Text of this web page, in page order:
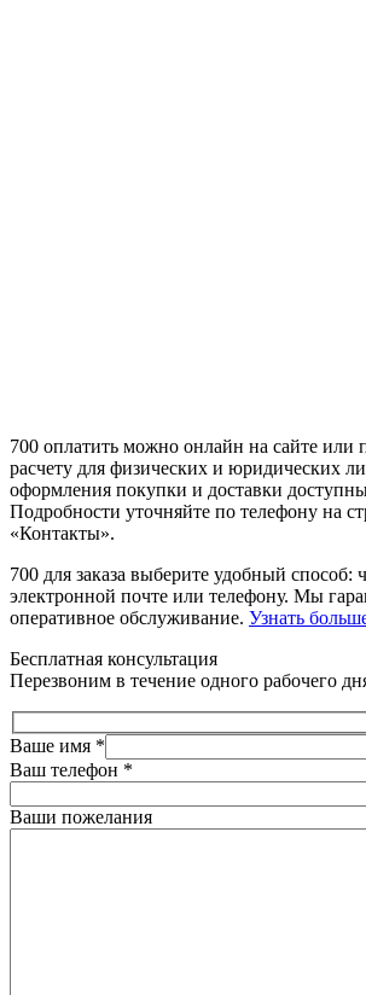
700 оплатить можно онлайн на сайте или
расчету для физических и юридических
оформления покупки и доставки
Подробности уточняйте по телефону на
«Контакты».
700 для заказа выберите удобный способ:
электронной почте или телефону. Мы
оперативное обслуживание. Узнать
Бесплатная консультация
Перезвоним в течение одного рабочего
Ваше имя *
Ваш телефон *
Ваши пожелания